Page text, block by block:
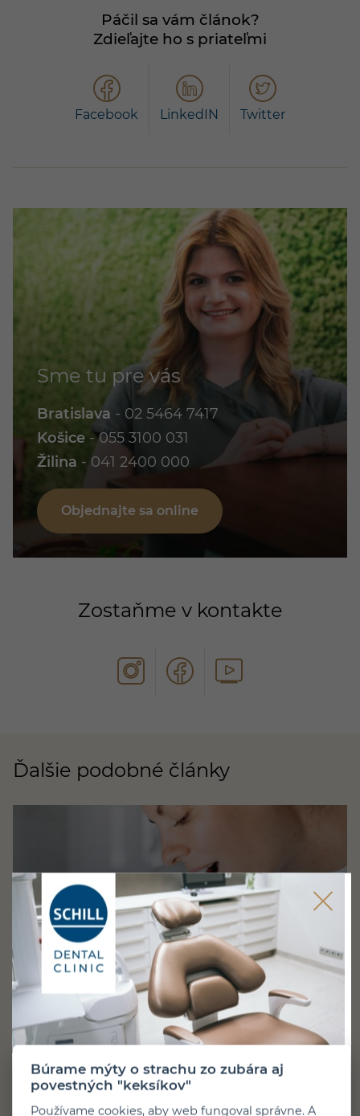
Páčil sa vám článok?
Zdieľajte ho s priateľmi
Facebook LinkedIN Twitter
Sme tu pre vás
Bratislava - 02 5464 7417
Košice -055 3100 031
Žilina - 041 2400 000
Objednajte sa online
Zostaňme v kontakte
Ďalšie podobné články
5 minút čítania Zverejnené 31. 7. 2026
Aké sú výhody a nevýhody ústnej
sprchy?
Prúdom vody vyplavuje nečistoty z horšie dostupných
Búrame mýty o strachu zo zubára aj
povestných "keksíkov"
Používame cookies, aby web fungoval správne. A